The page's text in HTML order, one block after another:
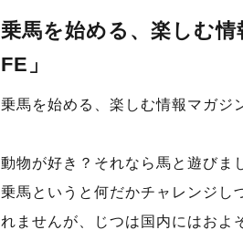
乗馬を始める、楽しむ
FE」
乗馬を始める、楽しむ情報マガジ
動物が好き？それなら馬と遊びま
乗馬というと何だかチャレンジし
れませんが、じつは国内にはおよ